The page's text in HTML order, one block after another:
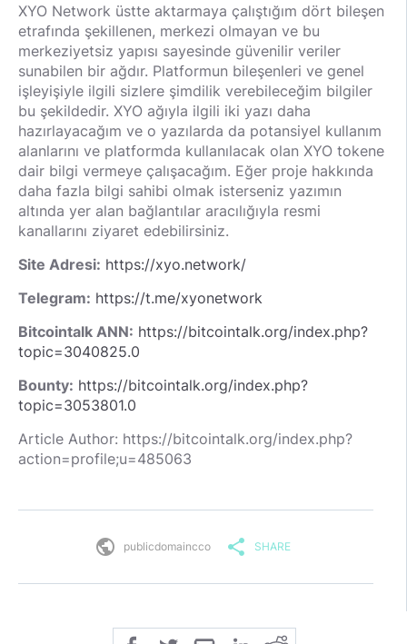
XYO Network üstte aktarmaya çalıştığım dört bileşen
etrafında şekillenen, merkezi olmayan ve bu
merkeziyetsiz yapısı sayesinde güvenilir veriler
sunabilen bir ağdır. Platformun bileşenleri ve genel
işleyişiyle ilgili sizlere şimdilik verebileceğim bilgiler
bu şekildedir. XYO ağıyla ilgili iki yazı daha
hazırlayacağım ve o yazılarda da potansiyel kullanım
alanlarını ve platformda kullanılacak olan XYO tokene
dair bilgi vermeye çalışacağım. Eğer proje hakkında
daha fazla bilgi sahibi olmak isterseniz yazımın
altında yer alan bağlantılar aracılığıyla resmi
kanallarını ziyaret edebilirsiniz.
Site Adresi: https://xyo.network/
Telegram: https://t.me/xyonetwork
Bitcointalk ANN: https://bitcointalk.org/index.php?
topic=3040825.0
Bounty: https://bitcointalk.org/index.php?
topic=3053801.0
Article Author: https://bitcointalk.org/index.php?
action=profile;u=485063
public publicdomaincco share SHARE